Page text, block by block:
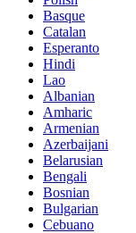
Basque
Catalan
Esperanto
Hindi
Lao
Albanian
Amharic
Armenian
Azerbaijani
Belarusian
Bengali
Bosnian
Bulgarian
Cebuano